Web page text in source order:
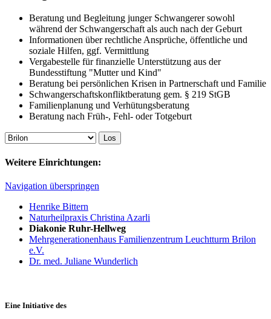
Beratung und Begleitung junger Schwangerer sowohl
während der Schwangerschaft als auch nach der Geburt
Informationen über rechtliche Ansprüche, öffentliche und
soziale Hilfen, ggf. Vermittlung
Vergabestelle für finanzielle Unterstützung aus der
Bundesstiftung "Mutter und Kind"
Beratung bei persönlichen Krisen in Partnerschaft und Familie
Schwangerschaftskonfliktberatung gem. § 219 StGB
Familienplanung und Verhütungsberatung
Beratung nach Früh-, Fehl- oder Totgeburt
Weitere Einrichtungen:
Navigation überspringen
Henrike Bittern
Naturheilpraxis Christina Azarli
Diakonie Ruhr-Hellweg
Mehrgenerationenhaus Familienzentrum Leuchtturm Brilon
e.V.
Dr. med. Juliane Wunderlich
Eine Initiative des